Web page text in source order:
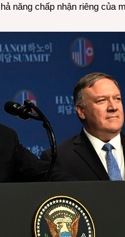
năng chấp nhận riêng của